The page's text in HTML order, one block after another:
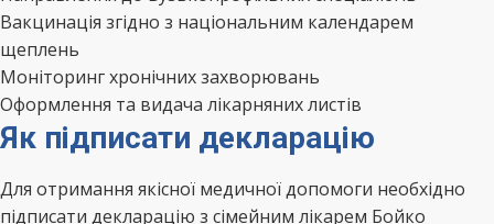
Вакцинація згідно з національним календарем
щеплень
Моніторинг хронічних захворювань
Оформлення та видача лікарняних листів
Як підписати декларацію
Для отримання якісної медичної допомоги необхідно
підписати декларацію з сімейним лікарем Бойко